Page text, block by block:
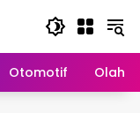
Otomotif